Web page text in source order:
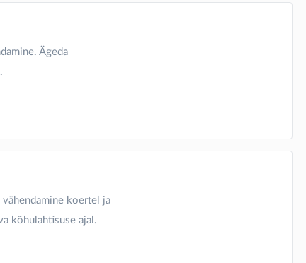
Ägeda
koertel ja
kõhulahtisuse ajal.